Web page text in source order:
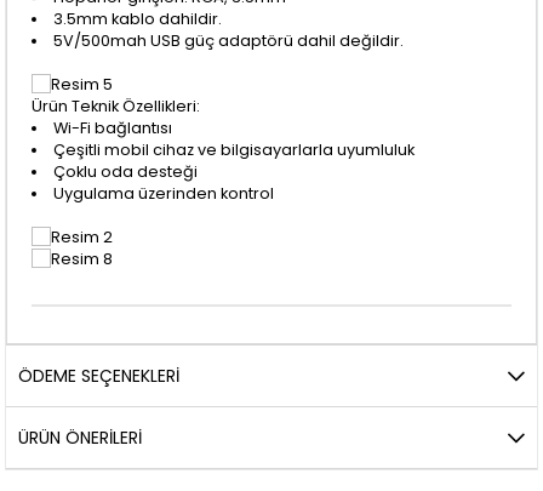
3.5mm kablo dahildir.
5V/500mah USB güç adaptörü dahil değildir.
Ürün Teknik Özellikleri:
Wi-Fi bağlantısı
Çeşitli mobil cihaz ve bilgisayarlarla uyumluluk
Çoklu oda desteği
Uygulama üzerinden kontrol
ÖDEME SEÇENEKLERI
ÜRÜN ÖNERILERI